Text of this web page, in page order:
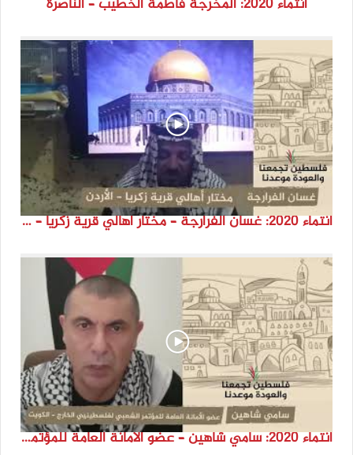
انتماء 2020: غسان الفرارجة – مختار أهالي قرية زكريا – الأردن
انتماء 2020: سامي شاهين – عضو الأمانة العامة للمؤتمر الشعبي لفلسطينيي الخارج – الكويت